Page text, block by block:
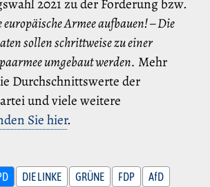
2021 zu der Forderung bzw.
Armee aufbauen! – Die
sollen schrittweise zu einer
umgebaut werden. Mehr
Durchschnittswerte der
und viele weitere
Sie hier.
DIE LINKE GRÜNE FDP AfD